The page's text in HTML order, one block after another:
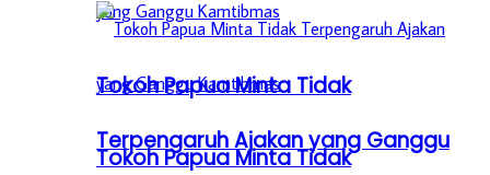
Tokoh Papua Minta Tidak
Terpengaruh Ajakan yang Ganggu
Tokoh Papua Minta Tidak